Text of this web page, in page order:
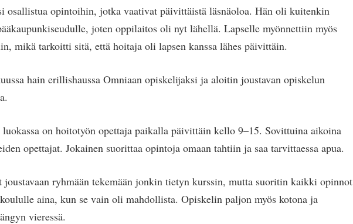
osallistua opintoihin, jotka vaativat päivittäistä läsnäoloa. Hän oli kuitenkin
joten oppilaitos oli nyt lähellä. Lapselle myönnettiin myös
mikä tarkoitti sitä, että hoitaja oli lapsen kanssa lähes päivittäin.
hain erillishaussa Omniaan opiskelijaksi ja aloitin joustavan opiskelun
luokassa on hoitotyön opettaja paikalla päivittäin kello 9–15. Sovittuina aikoina
opettajat. Jokainen suorittaa opintoja omaan tahtiin ja saa tarvittaessa apua.
ryhmään tekemään jonkin tietyn kurssin, mutta suoritin kaikki opinnot
aina, kun se vain oli mahdollista. Opiskelin paljon myös kotona ja
vieressä.